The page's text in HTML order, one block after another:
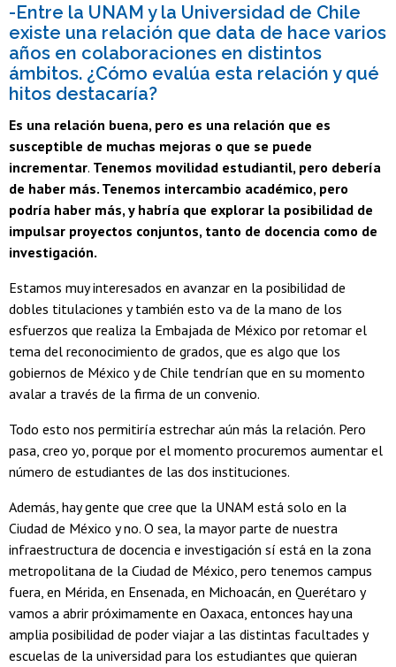
-Entre la UNAM y la Universidad de Chile
existe una relación que data de hace varios
años en colaboraciones en distintos
ámbitos. ¿Cómo evalúa esta relación y qué
hitos destacaría?
Es una relación buena, pero es una relación que es
susceptible de muchas mejoras o que se puede
incrementar. Tenemos movilidad estudiantil, pero debería
de haber más. Tenemos intercambio académico, pero
podría haber más, y habría que explorar la posibilidad de
impulsar proyectos conjuntos, tanto de docencia como de
investigación.
Estamos muy interesados en avanzar en la posibilidad de
dobles titulaciones y también esto va de la mano de los
esfuerzos que realiza la Embajada de México por retomar el
tema del reconocimiento de grados, que es algo que los
gobiernos de México y de Chile tendrían que en su momento
avalar a través de la firma de un convenio.
Todo esto nos permitiría estrechar aún más la relación. Pero
pasa, creo yo, porque por el momento procuremos aumentar el
número de estudiantes de las dos instituciones.
Además, hay gente que cree que la UNAM está solo en la
Ciudad de México y no. O sea, la mayor parte de nuestra
infraestructura de docencia e investigación sí está en la zona
metropolitana de la Ciudad de México, pero tenemos campus
fuera, en Mérida, en Ensenada, en Michoacán, en Querétaro y
vamos a abrir próximamente en Oaxaca, entonces hay una
amplia posibilidad de poder viajar a las distintas facultades y
escuelas de la universidad para los estudiantes que quieran